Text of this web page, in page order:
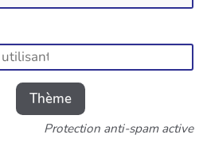
Thème
Protection anti-spam active